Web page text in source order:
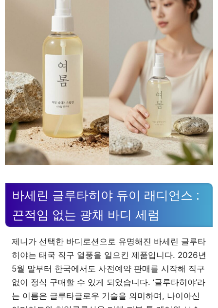
바세린 글루타히야 듀이 래디언스 :
끈적임 없는 광채 바디 세럼
제니가 선택한 바디로션으로 유명해진 바세린 글루타
히야는 태국 직구 열풍을 일으킨 제품입니다. 2026년
5월 말부터 한국에서도 사전예약 판매를 시작해 직구
없이 정식 구매할 수 있게 되었습니다. ‘글루타히야’라
는 이름은 글루타글로우 기술을 의미하며, 나이아신